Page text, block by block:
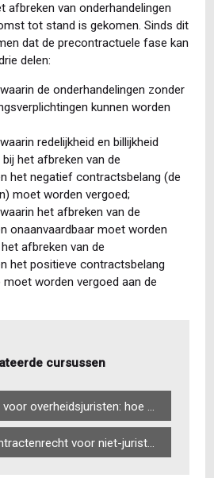
afbreken van onderhandelingen
tot stand is gekomen. Sinds dit
dat de precontractuele fase kan
delen:
de onderhandelingen zonder
kunnen worden
redelijkheid en billijkheid
het afbreken van de
het negatief contractsbelang (de
moet worden vergoed;
het afbreken van de
onaanvaardbaar moet worden
afbreken van de
het positieve contractsbelang
worden vergoed aan de
cursussen
Contractenrecht voor overheidsjuristen: hoe stel je een goed contract op?
Basiscursus Contractenrecht voor niet-juristen: stel je eigen contract op!